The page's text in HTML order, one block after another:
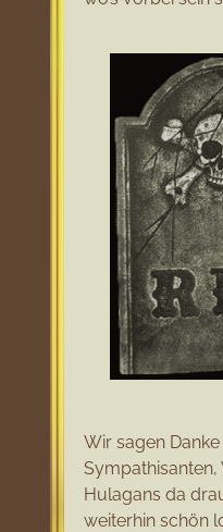
Wir sagen
Hulagans da
weiterhin schön